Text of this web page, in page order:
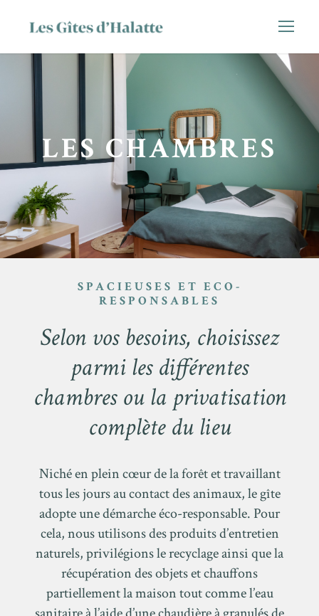
LES CHAMBRES
SPACIEUSES ET ECO-
RESPONSABLES
Selon vos besoins, choisissez
parmi les différentes
chambres ou la privatisation
complète du lieu
Niché en plein cœur de la forêt et travaillant
tous les jours au contact des animaux, le gîte
adopte une démarche éco-responsable. Pour
cela, nous utilisons des produits d’entretien
naturels, privilégions le recyclage ainsi que la
récupération des objets et chauffons
partiellement la maison tout comme l’eau